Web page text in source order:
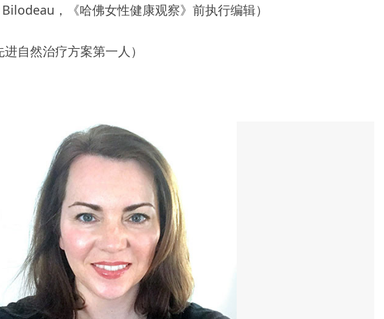
，《哈佛女性健康观察》前执行编辑）
自然治疗方案第一人）